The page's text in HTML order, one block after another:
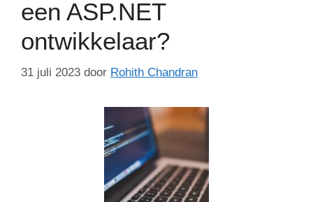
een ASP.NET
ontwikkelaar?
31 juli 2023 door Rohith Chandran